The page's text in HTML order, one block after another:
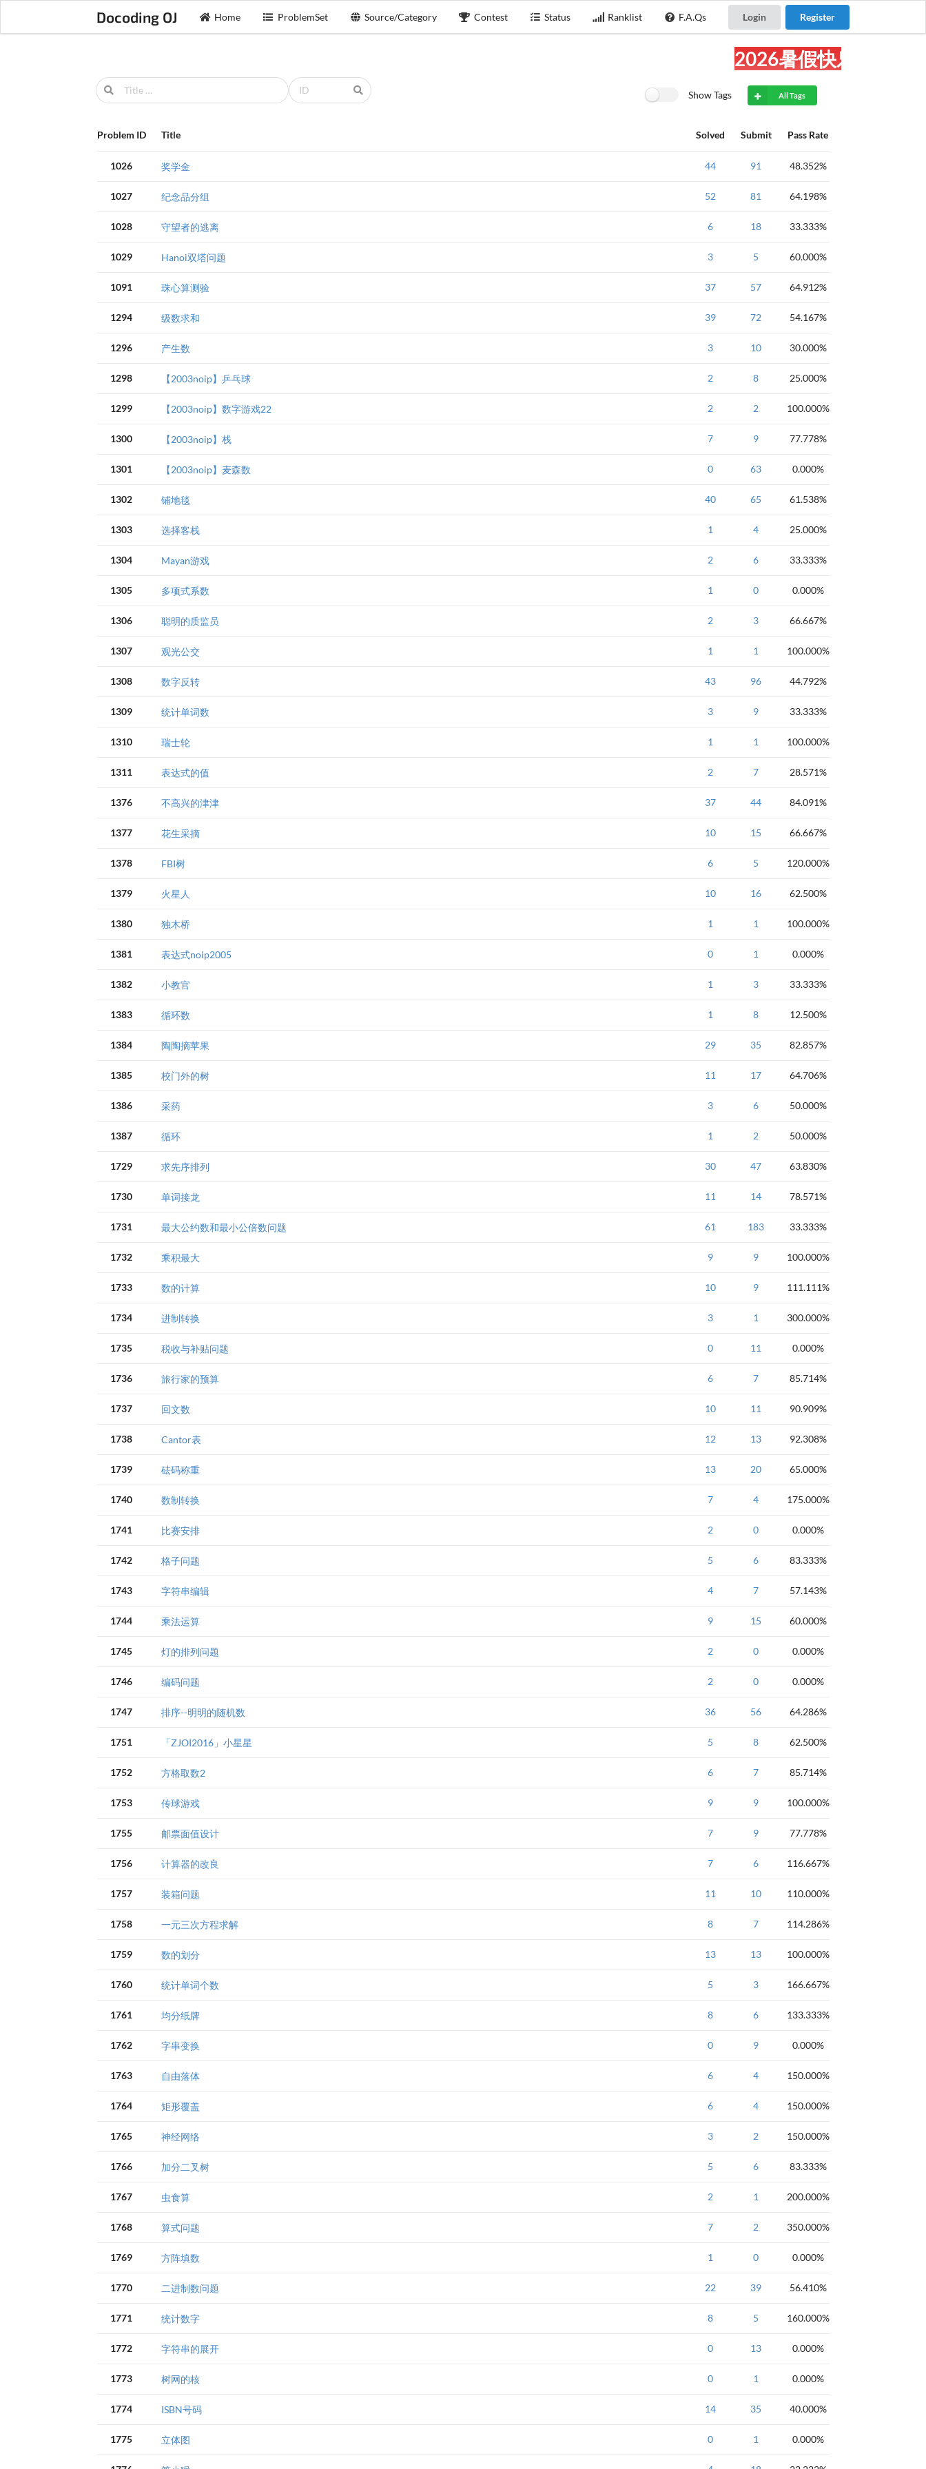
Docoding OJ Home ProblemSet Source/Category Contest Status Ranklist F.A.Qs Login Register
2026暑假快乐!
Show Tags All Tags
Problem ID Title Solved Submit Pass Rate
1026 奖学金 NOIP 结构体 排序
44 91 48.352%
1027 纪念品分组 NOIP 贪心
52 81 64.198%
1028 守望者的逃离 NOIP6 18 33.333%
1029 Hanoi双塔问题 NOIP 汉诺塔
3 5 60.000%
1091 珠心算测验 NOIP37 57 64.912%
1294 级数求和 NOIP2002
39 72 54.167%
1296 产生数 NOIP2002
3 10 30.000%
1298 【2003noip】乒乓球 NOIP2003
2 8 25.000%
1299 【2003noip】数字游戏22 NOIP2003 DP
2 2 100.000%
1300 【2003noip】栈 NOIP2003
7 9 77.778%
1301 【2003noip】麦森数 NOIP2003 基础算法 钻石
0 63 0.000%
1302 铺地毯 NOIP2011
40 65 61.538%
1303 选择客栈 NOIP2011 RMQ
1 4 25.000%
1304 Mayan游戏 NOIP2011
2 6 33.333%
1305 多项式系数 NOIP2011
1 0 0.000%
1306 聪明的质监员 NOIP2011
2 3 66.667%
1307 观光公交 NOIP2011
1 1 100.000%
1308 数字反转 NOIP2011
43 96 44.792%
1309 统计单词数 NOIP2011
3 9 33.333%
1310 瑞士轮 NOIP2011
1 1 100.000%
1311 表达式的值 NOIP2011
2 7 28.571%
1376 不高兴的津津 NOIP2004
37 44 84.091%
1377 花生采摘 NOIP2004
10 15 66.667%
1378 FBI树 NOIP2004
6 5 120.000%
1379 火星人 NOIP2004
10 16 62.500%
1380 独木桥 NOIp2005 DP 路径压缩
1 1 100.000%
1381 表达式noip2005 NOIp2005
0 1 0.000%
1382 小教官 NOIp2005
1 3 33.333%
1383 循环数 NOIp2005
1 8 12.500%
1384 陶陶摘苹果 NOIP2005
29 35 82.857%
1385 校门外的树 NOIP2005
11 17 64.706%
1386 采药 NOIP2005
3 6 50.000%
1387 循环 NOIP2005
1 2 50.000%
1729 求先序排列 NOIP全国联赛普及 2001年NOIP全
30 47 63.830%
1730 单词接龙 NOIP全国联赛普及 2000年NOIP全
11 14 78.571%
1731 最大公约数和最小公倍数问题 NOIP全国联赛普及 2001年NOIP全
61 183 33.333%
1732 乘积最大 NOIP全国联赛提高 2000年NOIP全
9 9 100.000%
1733 数的计算 NOIP全国联赛普及 2001年NOIP全
10 9 111.111%
1734 进制转换 NOIP全国联赛提高 2000年NOIP全
3 1 300.000%
1735 税收与补贴问题 NOIP全国联赛普及 2000年NOIP全
0 11 0.000%
1736 旅行家的预算 NOIP全国联赛提高 1999年NOIP全
6 7 85.714%
1737 回文数 NOIP全国联赛普及 1999年NOIP全
10 11 90.909%
1738 Cantor表 NOIP全国联赛普及 1999年NOIP全
12 13 92.308%
1739 砝码称重 NOIP全国联赛提高 背包
13 20 65.000%
1740 数制转换 NOIP全国联赛提高 1996年NOIP全
7 4 175.000%
1741 比赛安排 NOIP全国联赛提高 1996年NOIP全
2 0 0.000%
1742 格子问题 NOIP全国联赛普及 1996年NOIP全
5 6 83.333%
1743 字符串编辑 NOIP全国联赛普及 1996年NOIP全
4 7 57.143%
1744 乘法运算 NOIP全国联赛普及 1996年NOIP全
9 15 60.000%
1745 灯的排列问题 NOIP全国联赛普及 1995年NOIP全
2 0 0.000%
1746 编码问题 NOIP全国联赛普及 1995年NOIP全
2 0 0.000%
1747 排序--明明的随机数 NOIP全国联赛普及
36 56 64.286%
1751 「ZJOI2016」小星星 ZJOI2016 NOIP 省选 高级
5 8 62.500%
1752 方格取数2 NOIP全国联赛提高 2000年NOIP全
6 7 85.714%
1753 传球游戏 NOIP全国联赛普及
9 9 100.000%
1755 邮票面值设计 NOIP全国联赛提高 1999年NOIP全
7 9 77.778%
1756 计算器的改良 NOIP全国联赛普及 2000年NOIP全
7 6 116.667%
1757 装箱问题 NOIP全国联赛普及 2001年NOIP全
11 10 110.000%
1758 一元三次方程求解 NOIP全国联赛提高 2001年NOIP全
8 7 114.286%
1759 数的划分 NOIP全国联赛提高 2001年NOIP全
13 13 100.000%
1760 统计单词个数 NOIP全国联赛提高 2001年NOIP全
5 3 166.667%
1761 均分纸牌 NOIP全国联赛提高 2002年NOIP全
8 6 133.333%
1762 字串变换 NOIP全国联赛提高 2002年NOIP全
0 9 0.000%
1763 自由落体 NOIP全国联赛提高 2002年NOIP全
6 4 150.000%
1764 矩形覆盖 NOIP全国联赛提高 2002年NOIP全
6 4 150.000%
1765 神经网络 NOIP全国联赛提高 2003年NOIP全
3 2 150.000%
1766 加分二叉树 NOIP全国联赛提高 2003年NOIP全
5 6 83.333%
1767 虫食算 NOIP全国联赛提高 2004年NOIP全
2 1 200.000%
1768 算式问题 NOIP全国联赛普及 1995年NOIP全
7 2 350.000%
1769 方阵填数 NOIP全国联赛普及 1995年NOIP全
1 0 0.000%
1770 二进制数问题 NOIP全国联赛普及 1995年NOIP全
22 39 56.410%
1771 统计数字 NOIP全国联赛提高
8 5 160.000%
1772 字符串的展开 NOIP全国联赛提高
0 13 0.000%
1773 树网的核 NOIP全国联赛提高
0 1 0.000%
1774 ISBN号码 NOIP全国联赛普及
14 35 40.000%
1775 立体图 NOIP全国联赛普及
0 1 0.000%